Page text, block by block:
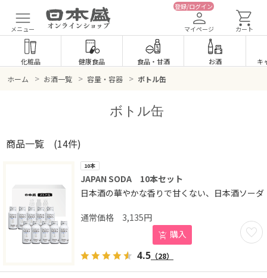
メニュー
登録/ログイン
マイページ カート
化粧品 健康食品 食品・ 甘酒 お酒 キ
ホーム > お酒一覧 > 容量・容器 > ボトル缶
ボトル缶
商品一覧 (14件)
10本
JAPAN SODA 10本セット
日本酒の華やかな香りで甘くない、日本酒ソーダ
お気
3,135円
購入
4.5 （28）